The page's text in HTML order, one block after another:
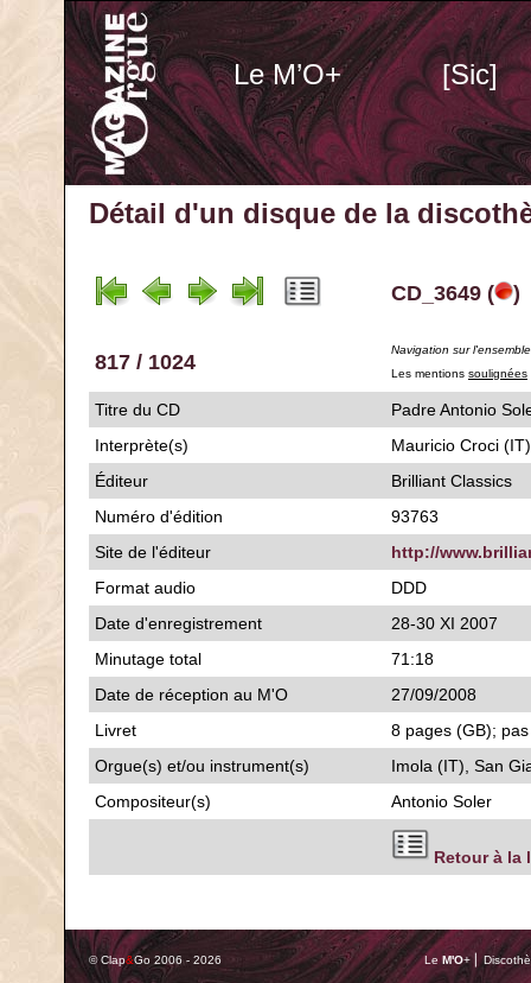
Le M’O+ [Sic]
Détail d'un disque de la
CD_3649 ( )
817 / 1024
Navigation sur
Les mentions soulignées
Titre du CD
Padre
Interprète(s)
Mauricio Croci
Éditeur
Brilliant Classics
Numéro d'édition
93763
Site de l'éditeur
http://
Format audio
DDD
Date d'enregistrement
28-30 XI 2007
Minutage total
71:18
Date de réception au M'O
27/09/2008
Livret
8 pages (GB);
Orgue(s) et/ou instrument(s)
Imola (IT), San
Compositeur(s)
Antonio Soler
Retour à la
© Clap&Go 2006 - 2026 Le M'O+ ⎢